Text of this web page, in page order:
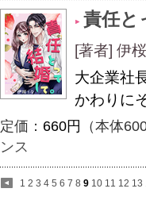
責任と
[著者] 伊
大企業社
かわりに
定価： 660円
（本体
ンス
1 2 3 4 5 6 7 8 9 10 11 12 13